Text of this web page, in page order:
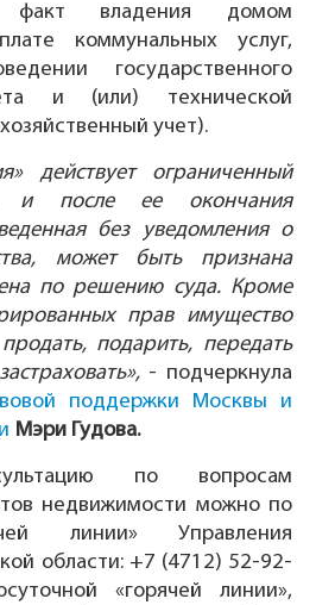
факт владения домом
коммунальных услуг,
государственного
и (или) технической
учет).
действует ограниченный
и после ее окончания
без уведомления о
может быть признана
по решению суда. Кроме
прав имущество
подарить, передать
- подчеркнула
поддержки Москвы и
Мэри Гудова.
по вопросам
недвижимости можно по
линии» Управления
области: +7 (4712) 52-92-
«горячей линии»,